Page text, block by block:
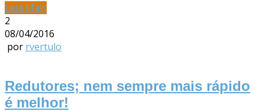
Leia Mais
2
08/04/2016
por rvertulo
Redutores; nem sempre mais rápido
é melhor!